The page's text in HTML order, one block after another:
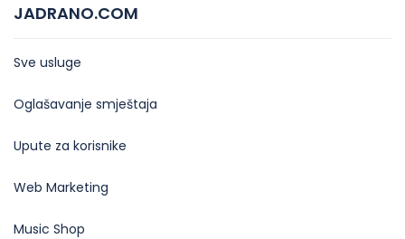
JADRANO.COM
Sve usluge
Oglašavanje smještaja
Upute za korisnike
Web Marketing
Music Shop